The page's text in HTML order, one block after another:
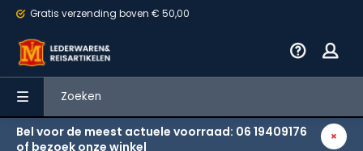
Gratis verzending boven € 50,00
Bel voor de meest actuele voorraad: 06 19409176
of bezoek onze winkel
Terug